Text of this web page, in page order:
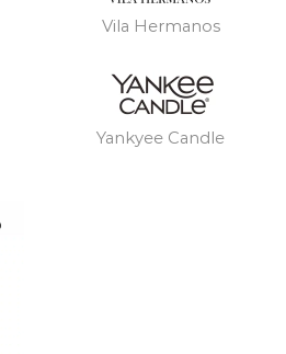
Vila Hermanos
Yankyee Candle